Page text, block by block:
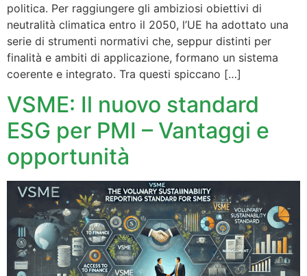
politica. Per raggiungere gli ambiziosi obiettivi di
neutralità climatica entro il 2050, l’UE ha adottato una
serie di strumenti normativi che, seppur distinti per
finalità e ambiti di applicazione, formano un sistema
coerente e integrato. Tra questi spiccano […]
VSME: Il nuovo standard
ESG per PMI – Vantaggi e
opportunità